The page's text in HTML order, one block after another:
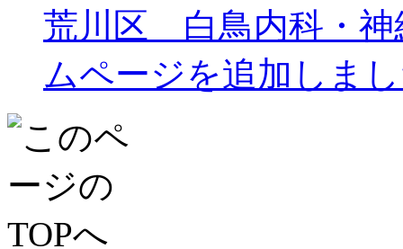
荒川区 白鳥内科・神
ムページを追加しま